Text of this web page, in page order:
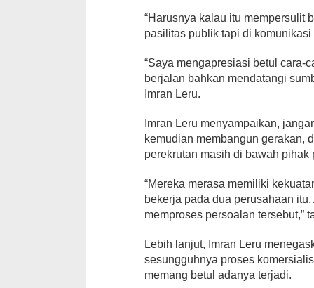
“Harusnya kalau itu mempersulit
pasilitas publik tapi di komunikasi
“Saya mengapresiasi betul cara-
berjalan bahkan mendatangi
Imran Leru.
Imran Leru menyampaikan,
kemudian membangun gerakan,
perekrutan masih di bawah pihak
“Mereka merasa memiliki
bekerja pada dua perusahaan
memproses persoalan tersebut,”
Lebih lanjut, Imran Leru
sesungguhnya proses
memang betul adanya terjadi.